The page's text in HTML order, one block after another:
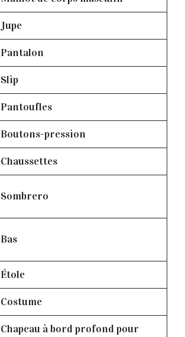
Jupe
Pantalon
Slip
Pantoufles
Boutons-pression
Chaussettes
Sombrero
Bas
Étole
Costume
Chapeau à bord profond pour